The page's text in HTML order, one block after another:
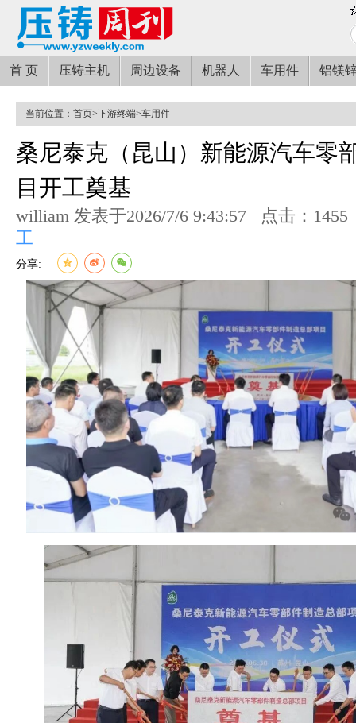
首 页 压铸主机 周边设备 机器人 车用件 铝镁
当前位置： 首页>下游终端>车用件
桑尼泰克（昆山）新能源汽车零
目开工奠基
william 发表于2026/7/6 9:43:57
点击：1455
工
分享: